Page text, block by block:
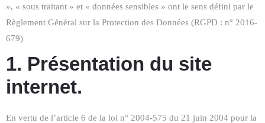
», « sous traitant » et « données sensibles » ont le sens défini par le
Règlement Général sur la Protection des Données (RGPD : n° 2016-
679)
1. Présentation du site
internet.
En vertu de l’article 6 de la loi n° 2004-575 du 21 juin 2004 pour la